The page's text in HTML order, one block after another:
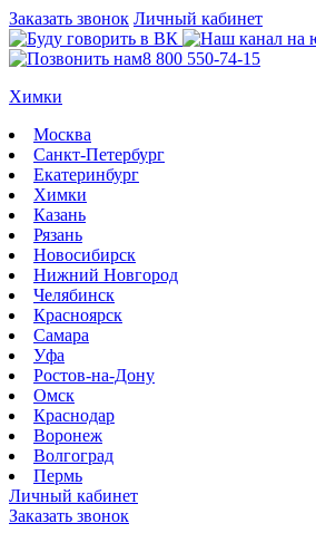
Заказать звонок Личный кабинет
8 800 550-74-15
Химки
Москва
Санкт-Петербург
Екатеринбург
Химки
Казань
Рязань
Новосибирск
Нижний Новгород
Челябинск
Красноярск
Самара
Уфа
Ростов-на-Дону
Омск
Краснодар
Воронеж
Волгоград
Пермь
Личный кабинет
Заказать звонок